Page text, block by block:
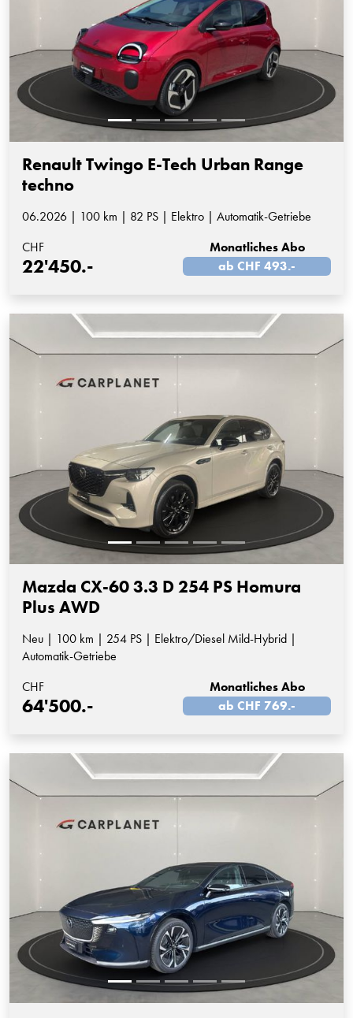
Renault Twingo E-Tech Urban Range
techno
06.2026 | 100 km | 82 PS | Elektro | Automatik-Getriebe
CHF
22'450.-
Monatliches Abo
ab CHF 493.-
Mazda CX-60 3.3 D 254 PS Homura
Plus AWD
Neu | 100 km | 254 PS | Elektro/Diesel Mild-Hybrid |
Automatik-Getriebe
CHF
64'500.-
Monatliches Abo
ab CHF 769.-